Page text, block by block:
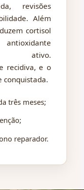
revisões
Além
cortisol
ativo.
recidiva, e o
conquistada.
três meses;
reparador.